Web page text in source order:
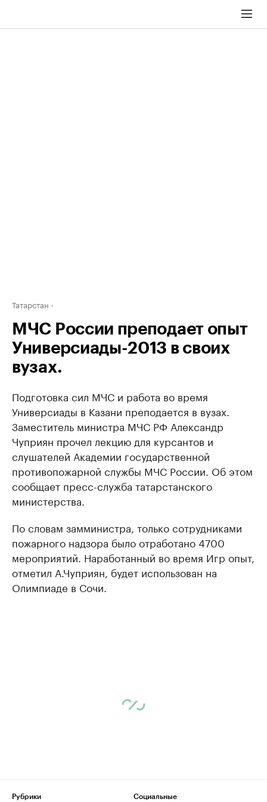
Татарстан
МЧС России преподает опыт
Универсиады-2013 в своих
вузах.
Подготовка сил МЧС и работа во время
Универсиады в Казани преподается в вузах.
Заместитель министра МЧС РФ Александр
Чуприян прочел лекцию для курсантов и
слушателей Академии государственной
противопожарной службы МЧС России. Об этом
сообщает пресс-служба татарстанского
министерства.
По словам замминистра, только сотрудниками
пожарного надзора было отработано 4700
мероприятий. Наработанный во время Игр опыт,
отметил А.Чуприян, будет использован на
Олимпиаде в Сочи.
Рубрики
Социальные